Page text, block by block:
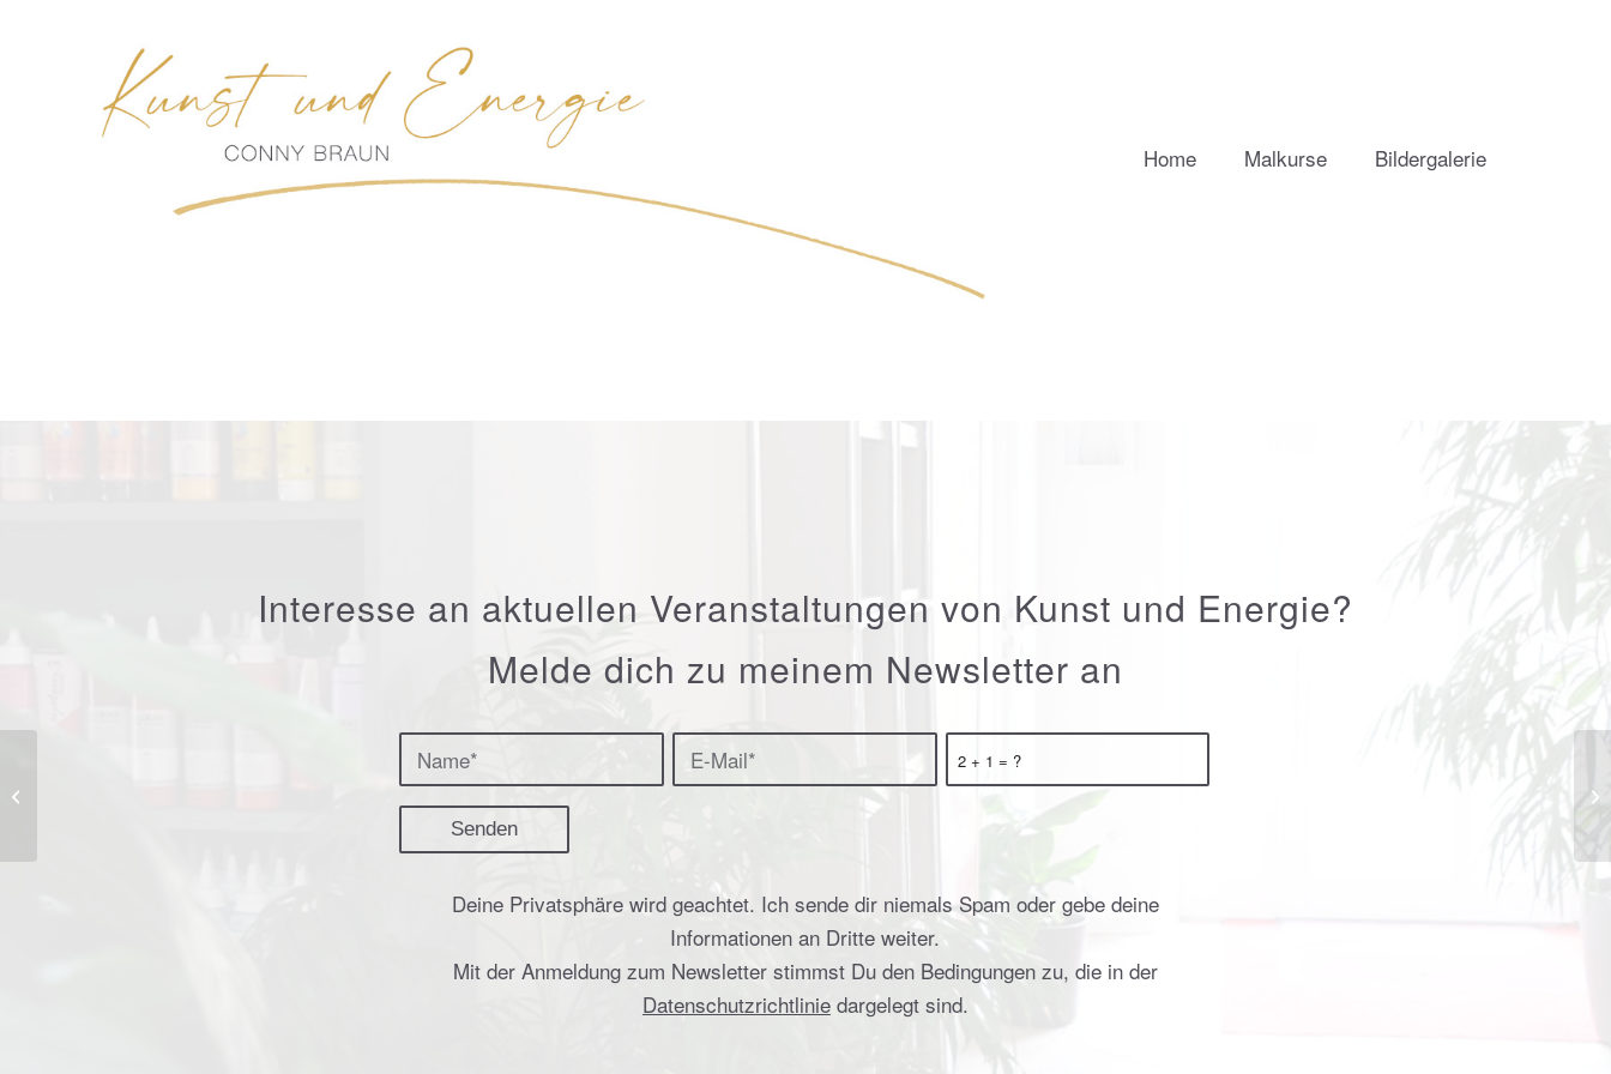
Home Malkurse Bildergalerie
Interesse an aktuellen Veranstaltungen von Kunst und Energie?
Melde dich zu meinem Newsletter an
2 + 1 = ?
Deine Privatsphäre wird geachtet. Ich sende dir niemals Spam oder gebe deine
Informationen an Dritte weiter.
Mit der Anmeldung zum Newsletter stimmst Du den Bedingungen zu, die in der
Datenschutzrichtliniedargelegt sind.